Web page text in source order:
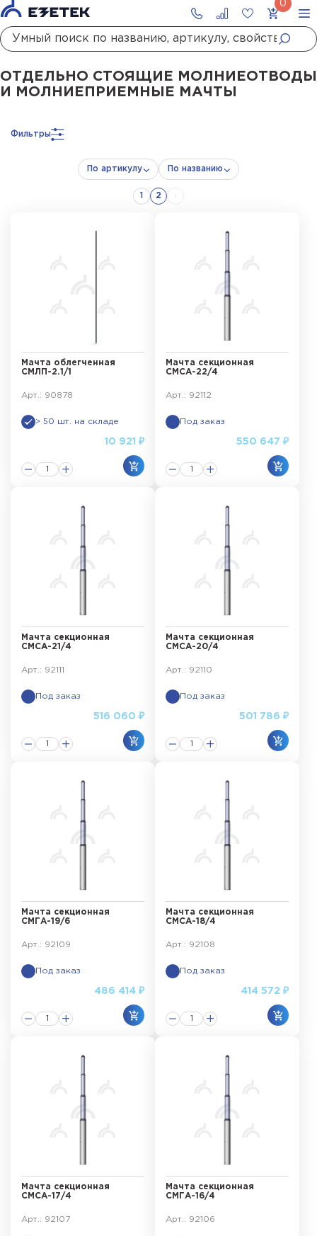
ГлавнаяКаталог МолниезащитаМолниеприёмные мачты
ОТДЕЛЬНО СТОЯЩИЕ МОЛНИЕОТВОДЫ
И МОЛНИЕПРИЕМНЫЕ МАЧТЫ
Фильтры
По артикулу По названию
1 2
Мачта облегченная
СМЛП-2.1/1
Арт.: 90878
> 50 шт. на складе
10 921 ₽
Мачта секционная
СМСА-22/4
Арт.: 92112
Под заказ
550 647 ₽
Мачта секционная
СМСА-21/4
Арт.: 92111
Под заказ
516 060 ₽
Мачта секционная
СМСА-20/4
Арт.: 92110
Под заказ
501 786 ₽
Мачта секционная
СМГА-19/6
Арт.: 92109
Под заказ
486 414 ₽
Мачта секционная
СМСА-18/4
Арт.: 92108
Под заказ
414 572 ₽
Мачта секционная
СМСА-17/4
Арт.: 92107
Мачта секционная
СМГА-16/4
Арт.: 92106